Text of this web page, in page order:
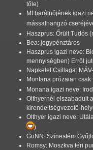
tőle)
Mf barátnőjének igazi
mássalhangzó
Haszprus: Őrült Tudós
Bea: jegypénztáros
Haszprus igazi neve:
mennyiségben) Erről
Napkelet Csillaga:
Montana prózaian csak
Monana igazi neve:
Olthyernél elszabadult
kirendeltségvezető-
Olthyer igazi neve:
)
GuNN: Színesfém
Romsy: Moszkva téri